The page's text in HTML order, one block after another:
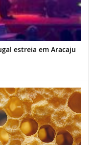
estreia em Aracaju